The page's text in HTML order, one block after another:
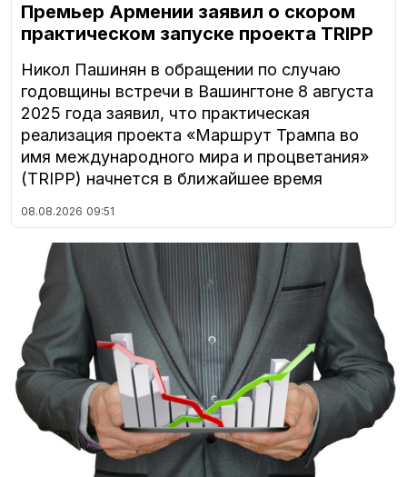
Премьер Армении заявил о скором
практическом запуске проекта TRIPP
Никол Пашинян в обращении по случаю
годовщины встречи в Вашингтоне 8 августа
2025 года заявил, что практическая
реализация проекта «Маршрут Трампа во
имя международного мира и процветания»
(TRIPP) начнется в ближайшее время
08.08.2026 09:51